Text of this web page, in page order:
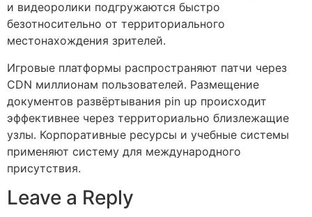
и видеоролики подгружаются быстро
безотносительно от территориального
местонахождения зрителей.
Игровые платформы распространяют патчи через
CDN миллионам пользователей. Размещение
документов развёртывания pin up происходит
эффективнее через территориально близлежащие
узлы. Корпоративные ресурсы и учебные системы
применяют систему для международного
присутствия.
Leave a Reply